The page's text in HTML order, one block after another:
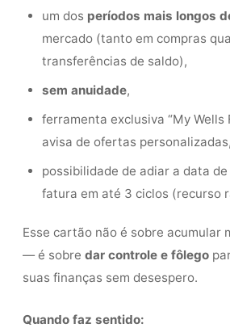
um dos períodos mais longos
mercado (tanto em compras
transferências de saldo),
sem anuidade,
ferramenta exclusiva “My Wells
avisa de ofertas personalizadas,
possibilidade de adiar a data
fatura em até 3 ciclos (recurso
Esse cartão não é sobre acumular
— é sobre dar controle e fôlego
suas finanças sem desespero.
Quando faz sentido: